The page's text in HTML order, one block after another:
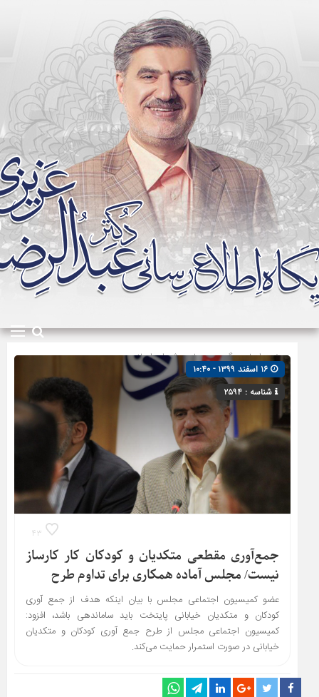
صفحه اصلی» گروه »مجلس شورای اسلامی
شناسه : ۲۵۹۴
۴۳
جمع‌آوری مقطعی متکدیان و کودکان کار کارساز
نیست/ مجلس آماده همکاری برای تداوم طرح
عضو کمیسیون اجتماعی مجلس با بیان اینکه هدف از جمع آوری
کودکان و متکدیان خیابانی پایتخت باید ساماندهی باشد، افزود:
کمیسیون اجتماعی مجلس از طرح جمع آوری کودکان و متکدیان
خیابانی در صورت استمرار حمایت می‌کند.